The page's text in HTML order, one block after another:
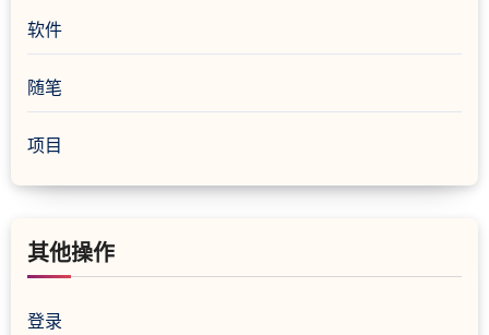
软件
随笔
项目
其他操作
登录